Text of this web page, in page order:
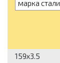
марка стали
159x3.5